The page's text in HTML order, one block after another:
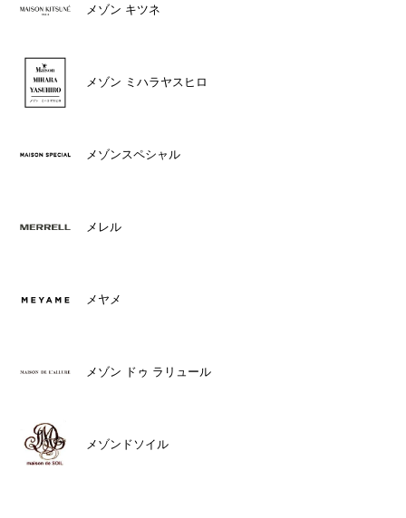
メゾン キツネ
メゾン ミハラヤスヒロ
メゾンスペシャル
メレル
メヤメ
メゾン ドゥ ラリュール
メゾンドソイル